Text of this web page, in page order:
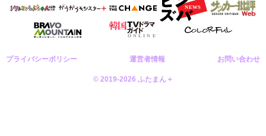
プライバシーポリシー 運営者情報 お問い合わせ
© 2019-2026 ふたまん＋